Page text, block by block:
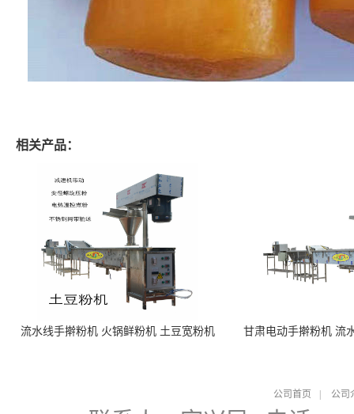
相关产品：
流水线手擀粉机 火锅鲜粉机 土豆宽粉机 甘肃电动手擀粉机 流
公司首页 公司